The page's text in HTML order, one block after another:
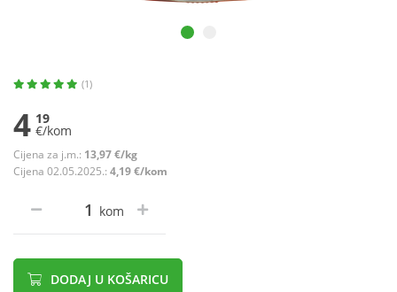
(1)
4 19
€/kom
Cijena za j.m.: 13,97 €/kg
Cijena 02.05.2025.: 4,19 €/kom
kom
DODAJ U KOŠARICU